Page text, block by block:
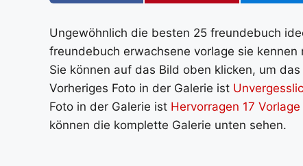
Ungewöhnlich die besten 25 freundebuch
freundebuch erwachsene vorlage sie
Sie können auf das Bild oben klicken, um
Vorheriges Foto in der Galerie ist
Foto in der Galerie ist Hervorragen 17
können die komplette Galerie unten sehen.